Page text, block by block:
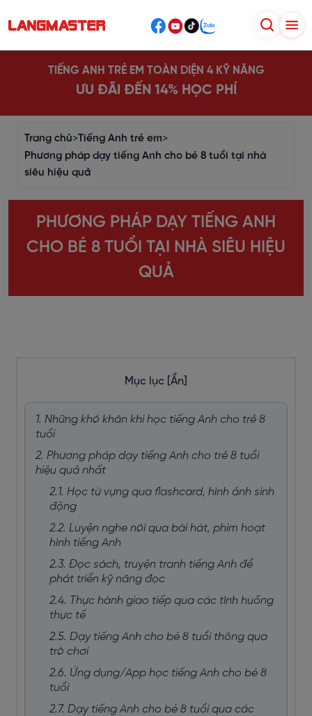
TIẾNG ANH TRẺ EM TOÀN DIỆN 4 KỸ NĂNG
ƯU ĐÃI ĐẾN 14% HỌC PHÍ
Trang chủ>Tiếng Anh trẻ em>
Phương pháp dạy tiếng Anh cho bé 8 tuổi tại nhà
siêu hiệu quả
PHƯƠNG PHÁP DẠY TIẾNG ANH
CHO BÉ 8 TUỔI TẠI NHÀ SIÊU HIỆU
QUẢ
Mục lục [Ẩn]
1. Những khó khăn khi học tiếng Anh cho trẻ 8
tuổi
2. Phương pháp dạy tiếng Anh cho trẻ 8 tuổi
hiệu quả nhất
2.1. Học từ vựng qua flashcard, hình ảnh sinh
động
2.2. Luyện nghe nói qua bài hát, phim hoạt
hình tiếng Anh
2.3. Đọc sách, truyện tranh tiếng Anh để
phát triển kỹ năng đọc
2.4. Thực hành giao tiếp qua các tình huống
thực tế
2.5. Dạy tiếng Anh cho bé 8 tuổi thông qua
trò chơi
2.6. Ứng dụng/App học tiếng Anh cho bé 8
tuổi
2.7. Dạy tiếng Anh cho bé 8 tuổi qua các